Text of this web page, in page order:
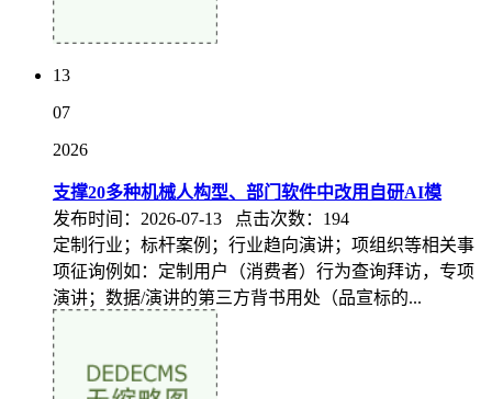
13
07
2026
支撑20多种机械人构型、部门软件中改用自研AI模
发布时间：2026-07-13 点击次数：194
定制行业；标杆案例；行业趋向演讲；项组织等相关事
项征询例如：定制用户（消费者）行为查询拜访，专项
演讲；数据/演讲的第三方背书用处（品宣标的...